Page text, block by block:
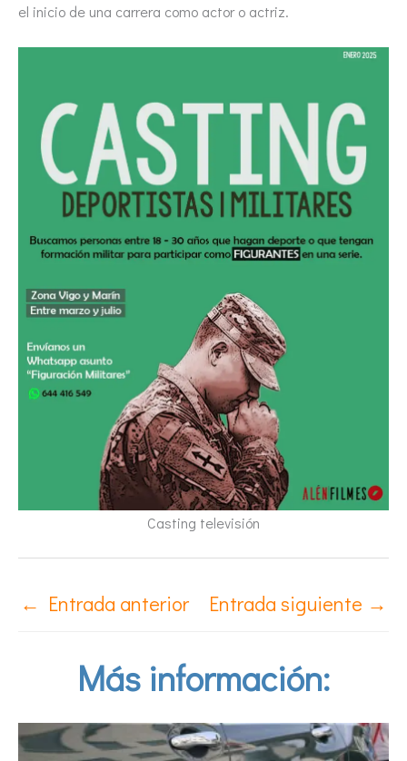
el inicio de una carrera como actor o actriz.
Casting televisión
← Entrada anterior Entrada siguiente →
Más información: